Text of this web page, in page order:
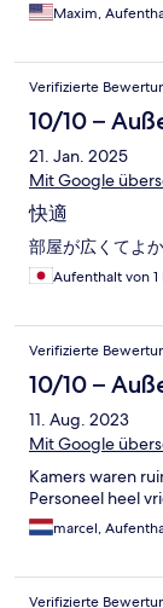
Maxim,
Verifizierte
10/10 –
21. Jan. 2025
Mit Google
快適
部屋が広くてよか
Aufenthalt von 1
Verifizierte
10/10 –
11. Aug. 2023
Mit Google
Kamers waren
Personeel heel
marcel,
Verifizierte